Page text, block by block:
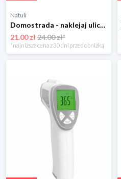
Natuli
Domostrada - naklejaj ulice Zuzutoys
21.00 zł24.00 zł*
*najniższa cena z 30 dni przed obniżką